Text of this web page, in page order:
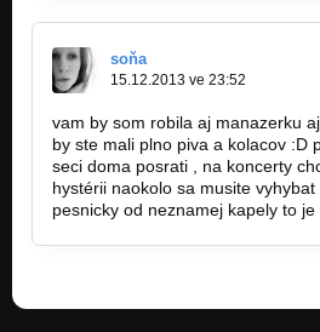
soňa
15.12.2013 ve 23:52
vam by som robila aj manazerku
by ste mali plno piva a kolacov :D
seci doma posrati , na koncerty
hystérii naokolo sa musite
pesnicky od neznamej kapely to